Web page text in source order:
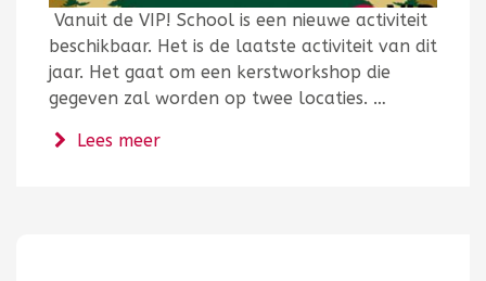
Vanuit de VIP! School is een nieuwe activiteit
beschikbaar. Het is de laatste activiteit van dit
jaar. Het gaat om een kerstworkshop die
gegeven zal worden op twee locaties. …
Lees meerover Kerstworkshop vanuit de VIP!